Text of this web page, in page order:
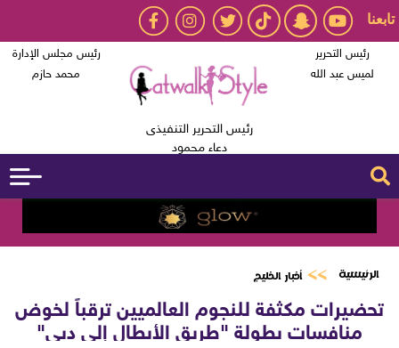
تابعنا
رئيس التحرير
لميس عبد الله
رئيس التحرير التنفيذى
دعاء محمود
رئيس مجلس الإدارة
محمد حازم
الرئيسية أخبار الخليج
تحضيرات مكثفة للنجوم العالميين ترقباً لخوض
منافسات بطولة "طريق الأبطال إلى دبي"